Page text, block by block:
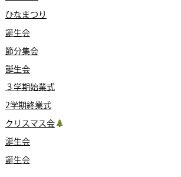
ひなまつり
誕生会
節分集会
誕生会
３学期始業式
2学期終業式
クリスマス会
誕生会
誕生会